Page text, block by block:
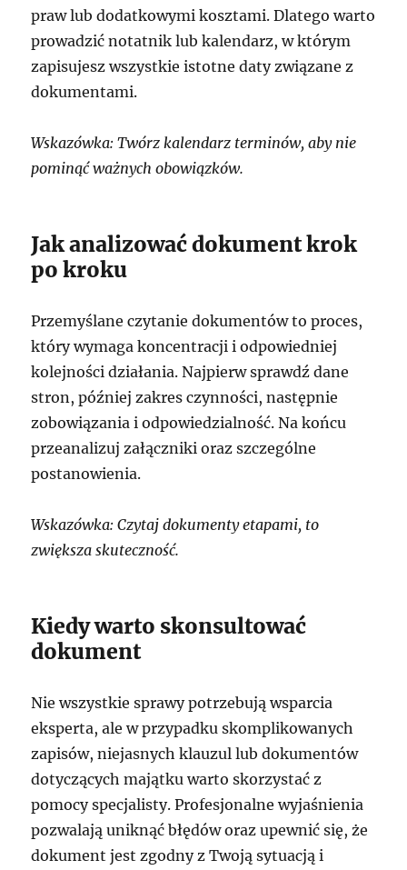
praw lub dodatkowymi kosztami. Dlatego warto
prowadzić notatnik lub kalendarz, w którym
zapisujesz wszystkie istotne daty związane z
dokumentami.
Wskazówka: Twórz kalendarz terminów, aby nie
pominąć ważnych obowiązków.
Jak analizować dokument krok
po kroku
Przemyślane czytanie dokumentów to proces,
który wymaga koncentracji i odpowiedniej
kolejności działania. Najpierw sprawdź dane
stron, później zakres czynności, następnie
zobowiązania i odpowiedzialność. Na końcu
przeanalizuj załączniki oraz szczególne
postanowienia.
Wskazówka: Czytaj dokumenty etapami, to
zwiększa skuteczność.
Kiedy warto skonsultować
dokument
Nie wszystkie sprawy potrzebują wsparcia
eksperta, ale w przypadku skomplikowanych
zapisów, niejasnych klauzul lub dokumentów
dotyczących majątku warto skorzystać z
pomocy specjalisty. Profesjonalne wyjaśnienia
pozwalają uniknąć błędów oraz upewnić się, że
dokument jest zgodny z Twoją sytuacją i